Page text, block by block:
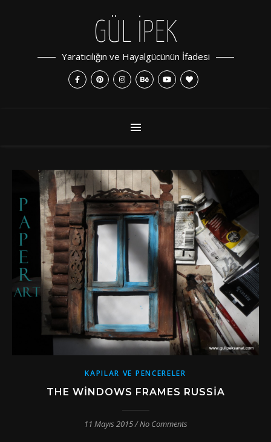
GÜL İPEK
Yaratıcılığın ve Hayalgücünün İfadesi
KAPILAR VE PENCERELER
THE WINDOWS FRAMES RUSSIA
11 Mayıs 2015/No Comments